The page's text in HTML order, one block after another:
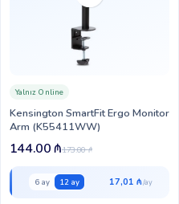
Kensington SmartFit Ergo Monitor
Arm (K55411WW)
Yalnız Online
173.00₼
144.00₼
6 ay 12 ay 17,01 ₼